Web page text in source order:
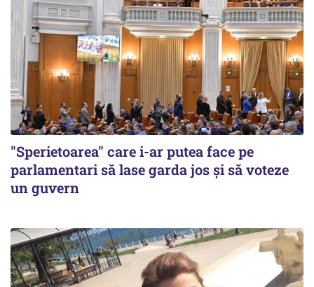
"Sperietoarea" care i-ar putea face pe
parlamentari să lase garda jos și să voteze
un guvern